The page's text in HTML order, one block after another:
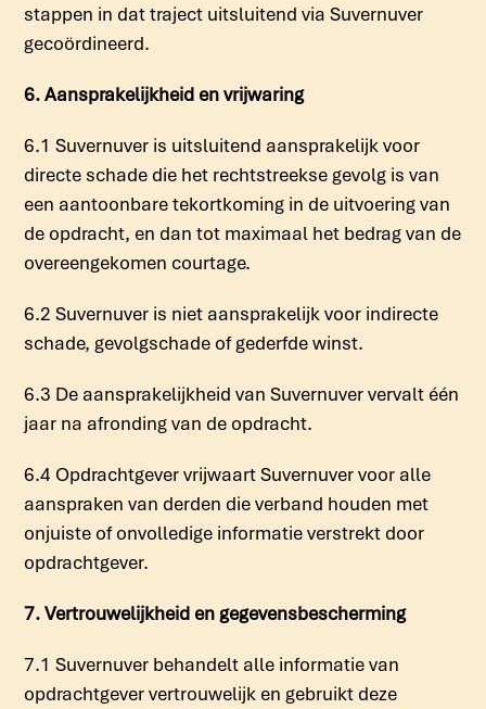
stappen in dat traject uitsluitend via Suvernuver
gecoördineerd.
6. Aansprakelijkheid en vrijwaring
6.1 Suvernuver is uitsluitend aansprakelijk voor
directe schade die het rechtstreekse gevolg is van
een aantoonbare tekortkoming in de uitvoering van
de opdracht, en dan tot maximaal het bedrag van de
overeengekomen courtage.
6.2 Suvernuver is niet aansprakelijk voor indirecte
schade, gevolgschade of gederfde winst.
6.3 De aansprakelijkheid van Suvernuver vervalt één
jaar na afronding van de opdracht.
6.4 Opdrachtgever vrijwaart Suvernuver voor alle
aanspraken van derden die verband houden met
onjuiste of onvolledige informatie verstrekt door
opdrachtgever.
7. Vertrouwelijkheid en gegevensbescherming
7.1 Suvernuver behandelt alle informatie van
opdrachtgever vertrouwelijk en gebruikt deze